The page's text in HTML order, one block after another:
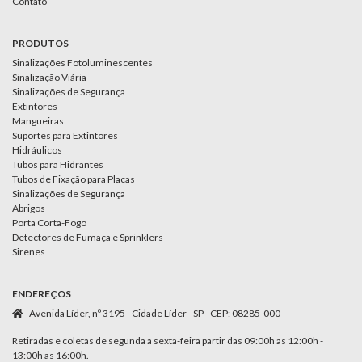
PRODUTOS
Sinalizações Fotoluminescentes
Sinalização Viária
Sinalizações de Segurança
Extintores
Mangueiras
Suportes para Extintores
Hidráulicos
Tubos para Hidrantes
Tubos de Fixação para Placas
Sinalizações de Segurança
Abrigos
Porta Corta-Fogo
Detectores de Fumaça e Sprinklers
Sirenes
ENDEREÇOS
Avenida Líder, nº 3195 - Cidade Líder - SP - CEP: 08285-000
Retiradas e coletas de segunda a sexta-feira partir das 09:00h as 12:00h -
13:00h as 16:00h.